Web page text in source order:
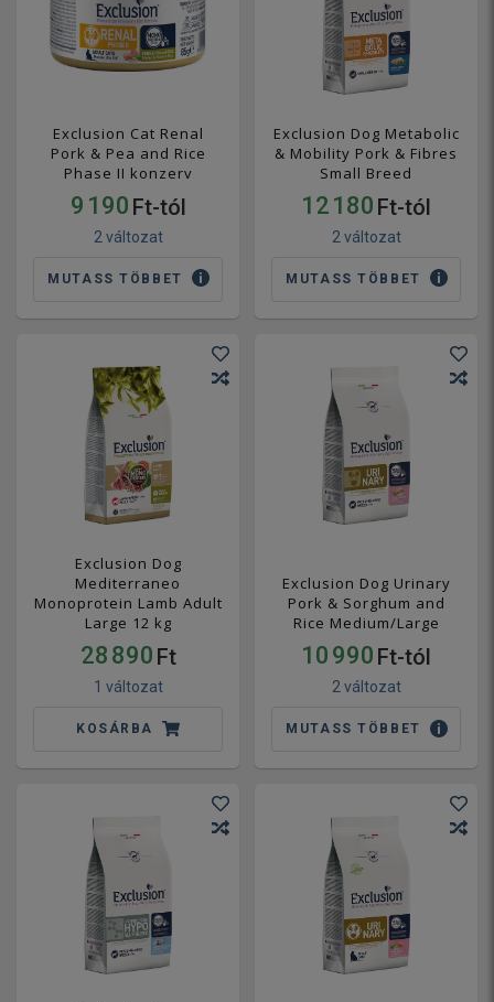
Exclusion Cat Renal
Pork & Pea and Rice
Phase II konzerv
9 190 Ft-tól
2 változat
MUTASS TÖBBET
Exclusion Dog Metabolic
& Mobility Pork & Fibres
Small Breed
12 180 Ft-tól
2 változat
MUTASS TÖBBET
Exclusion Dog
Mediterraneo
Monoprotein Lamb Adult
Large 12 kg
28 890 Ft
1 változat
KOSÁRBA
Exclusion Dog Urinary
Pork & Sorghum and
Rice Medium/Large
10 990 Ft-tól
2 változat
MUTASS TÖBBET